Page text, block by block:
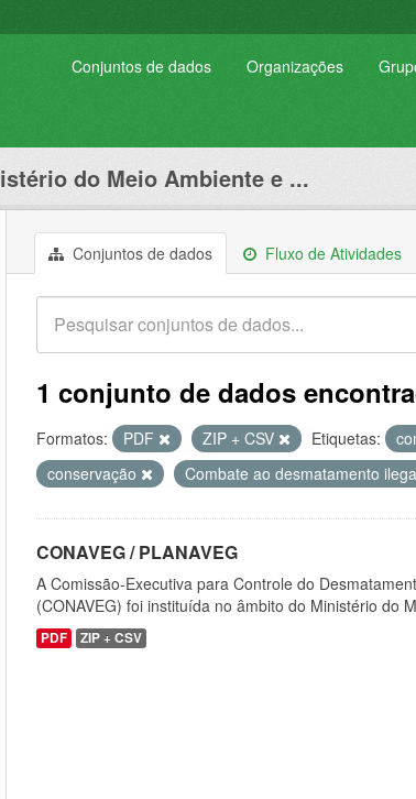
Conjuntos de dados Organizações
do Meio Ambiente e ...
Conjuntos de dados Fluxo de Atividades
1 conjunto de dados
Formatos: PDF ZIP + CSV Etiquetas:
conservação
Combate ao desmatamento
CONAVEG / PLANAVEG
A Comissão-Executiva para Controle do
(CONAVEG) foi instituída no âmbito do Ministério do
PDF ZIP + CSV